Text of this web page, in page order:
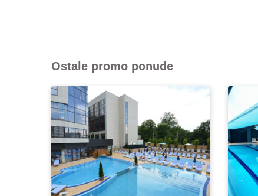
Ostale promo ponude